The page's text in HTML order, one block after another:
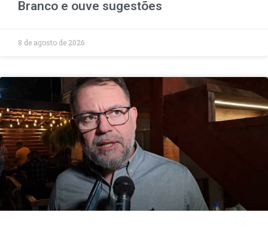
Branco e ouve sugestões
8 de agosto de 2026